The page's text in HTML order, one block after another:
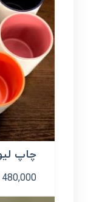
چاپ
480,000